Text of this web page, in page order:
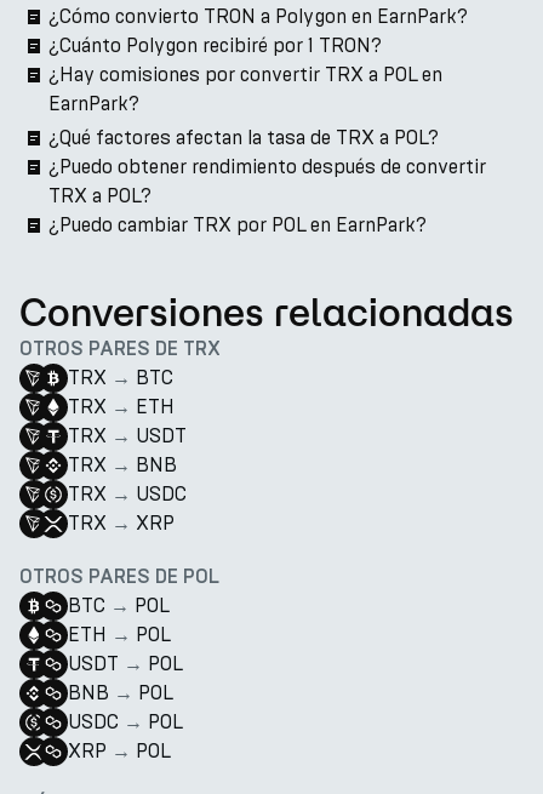
¿Cómo convierto TRON a Polygon en EarnPark?
¿Cuánto Polygon recibiré por 1 TRON?
¿Hay comisiones por convertir TRX a POL en
EarnPark?
¿Qué factores afectan la tasa de TRX a POL?
¿Puedo obtener rendimiento después de convertir
TRX a POL?
¿Puedo cambiar TRX por POL en EarnPark?
Conversiones relacionadas
OTROS PARES DE TRX
TRX → BTC
TRX → ETH
TRX → USDT
TRX → BNB
TRX → USDC
TRX → XRP
OTROS PARES DE POL
BTC → POL
ETH → POL
USDT → POL
BNB → POL
USDC → POL
XRP → POL